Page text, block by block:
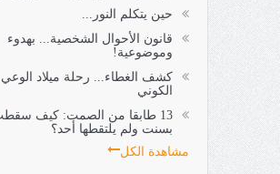
حين يتكلم النور...
قانون الأحوال الشخصية... بهدوء
وموضوعية!
كشف الغطاء... رحلة ميلاد الوعي
الكوني
13 طابقا من الصمت: كيف
بسنت ولم يلتقطها أحد؟
مشاهدة الكل